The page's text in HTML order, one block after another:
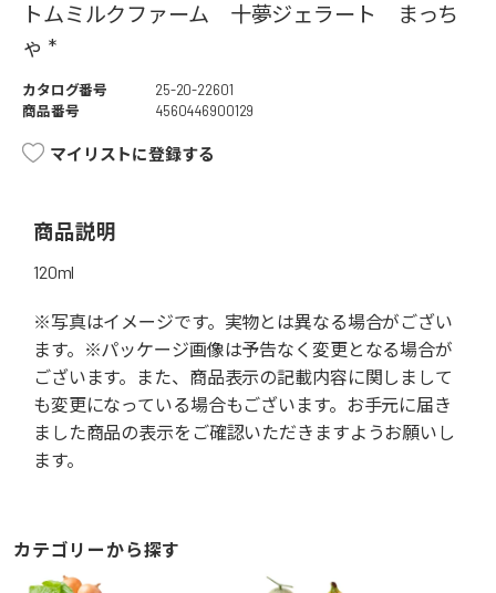
トムミルクファーム 十夢ジェラート まっち
ゃ *
カタログ番号
25-20-22601
商品番号
4560446900129
マイリストに登録する
商品説明
120ml
※写真はイメージです。実物とは異なる場合がござい
ます。※パッケージ画像は予告なく変更となる場合が
ございます。また、商品表示の記載内容に関しまして
も変更になっている場合もございます。お手元に届き
ました商品の表示をご確認いただきますようお願いし
ます。
カテゴリーから探す